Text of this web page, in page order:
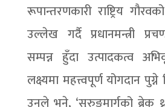
रूपान्तरणकारी राष्ट्रिय
उल्लेख गर्दै प्रधानमन्त्री
सम्पन्न हुँदा उत्पादकत्व
लक्ष्यमा महत्त्वपूर्ण योगदान